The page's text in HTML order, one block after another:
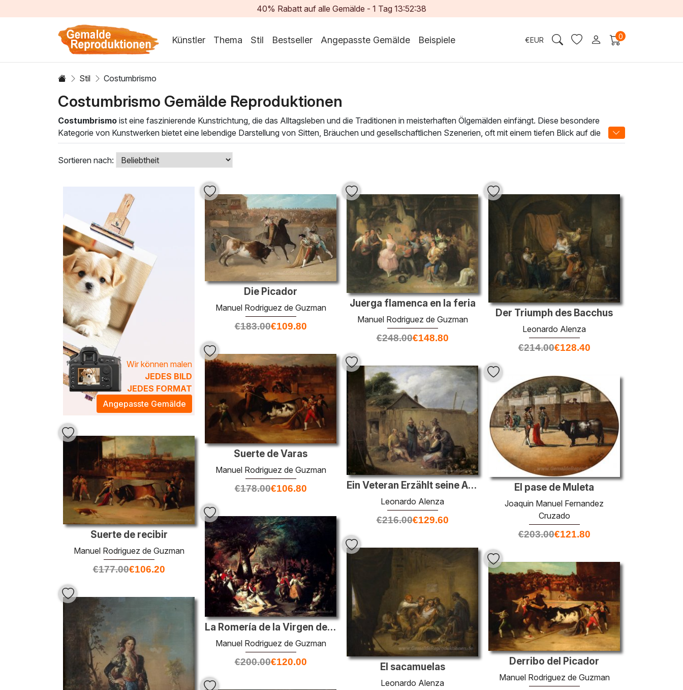
40% Rabatt auf alle Gemälde - 1 Tag 13:52:37
Künstler Thema Stil Bestseller Angepasste Gemälde Beispiele €EUR 0
Stil Costumbrismo
Costumbrismo Gemälde Reproduktionen
Costumbrismo ist eine faszinierende Kunstrichtung, die das Alltagsleben und die Traditionen in meisterhaften Ölgemälden einfängt. Diese besondere
Kategorie von Kunstwerken bietet eine lebendige Darstellung von Sitten, Bräuchen und gesellschaftlichen Szenerien, oft mit einem tiefen Blick auf die
regionale Identität. Jedes Gemälde erzählt eine Geschichte und lädt den Betrachter ein, in die kulturellen Details und Farben des Lebens einzutauchen.
Die Ölgemälde desCostumbrismo
zeichnen sich durch eine sorgfältige Anwendung von Farbnuancen und Techniken wie Impasto und Lasur aus, die den
Werken Tiefe und Ausdruck verleihen. Diese Kunstwerke sind mehr als nur Dekoration; sie schaffen eine künstlerische Atmosphäre, die jeden Raum erhellt
und ihm Charakter verleiht. Lassen Sie sich von der zeitlosen Schönheit des
Costumbrismo
inspirieren und entdecken Sie, wie diese einzigartigen
Ölgemälde Ihr Zuhause bereichern können.
Sortieren nach:
Wir können malen
JEDES BILD
JEDES FORMAT
Angepasste Gemälde
Die Picador
Manuel Rodriguez de Guzman
€183.00€109.80
Juerga flamenca en la feria
Manuel Rodriguez de Guzman
€248.00€148.80
Der Triumph des Bacchus
Leonardo Alenza
€214.00€128.40
Suerte de Varas
Manuel Rodriguez de Guzman
€178.00€106.80 Ein Veteran Erzählt seine Abenteuer
Leonardo Alenza
€216.00€129.60
El pase de Muleta
Joaquin Manuel Fernandez
Cruzado
€203.00€121.80
Suerte de recibir
Manuel Rodriguez de Guzman
€177.00€106.20
La Romería de la Virgen del Puerto
Manuel Rodriguez de Guzman
€200.00€120.00 El sacamuelas
Leonardo Alenza
Derribo del Picador
Manuel Rodriguez de Guzman